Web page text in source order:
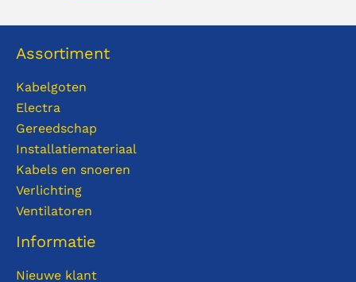
Assortiment
Kabelgoten
Electra
Gereedschap
Installatiemateriaal
Kabels en snoeren
Verlichting
Ventilatoren
Informatie
Nieuwe klant